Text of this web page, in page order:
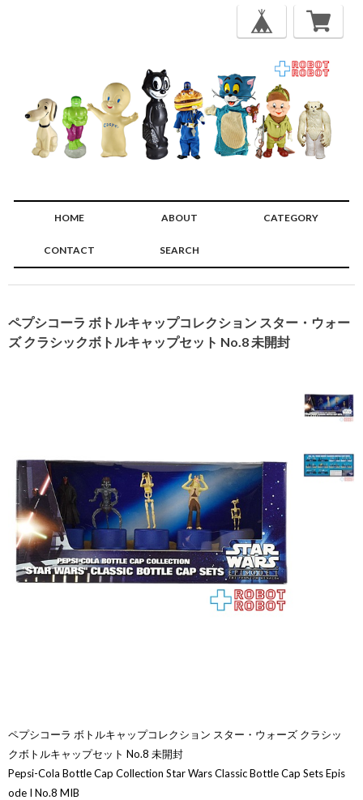
HOME ABOUT CATEGORY
CONTACT SEARCH
ペプシコーラ ボトルキャップコレクション スター・ウォー
ズ クラシックボトルキャップセット No.8 未開封
ペプシコーラ ボトルキャップコレクション スター・ウォーズ クラシッ
クボトルキャップセット No.8 未開封
Pepsi-Cola Bottle Cap Collection Star Wars Classic Bottle Cap Sets Epis
ode I No.8 MIB